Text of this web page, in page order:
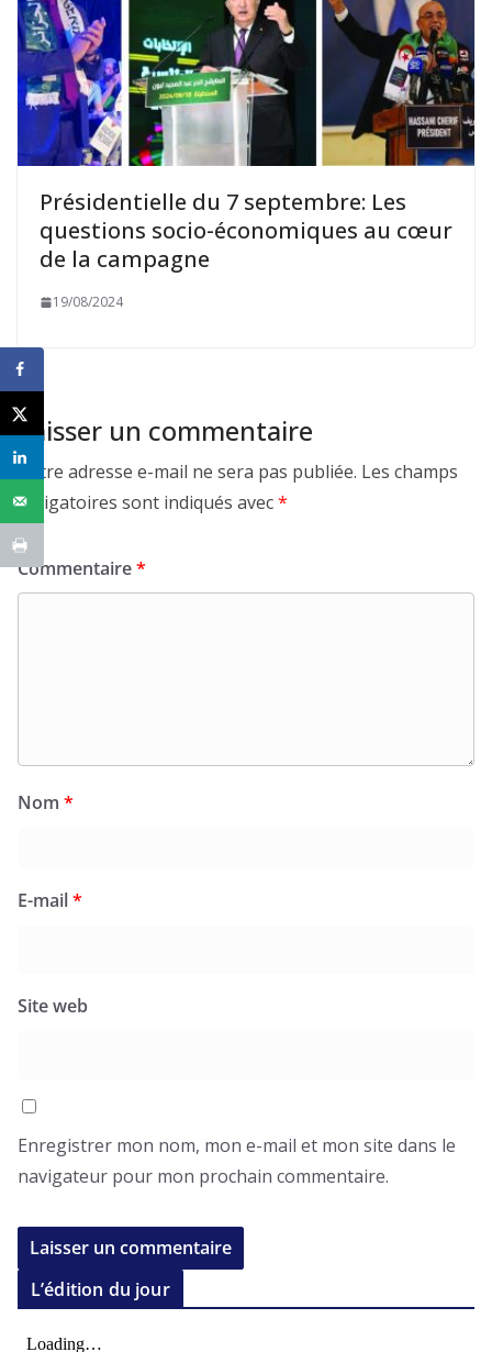
Présidentielle du 7 septembre: Les
questions socio-économiques au cœur
de la campagne
19/08/2024
Laisser un commentaire
Votre adresse e-mail ne sera pas publiée. Les champs
obligatoires sont indiqués avec*
Commentaire*
Nom *
E-mail*
Site web
Enregistrer mon nom, mon e-mail et mon site dans le
navigateur pour mon prochain commentaire.
L’édition du jour